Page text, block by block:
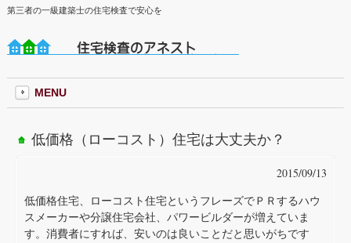
第三者の一級建築士の住宅検査で安心を
MENU
低価格（ローコスト）住宅は大丈夫か？
2015/09/13
低価格住宅、ローコスト住宅というフレーズでＰＲするハウ
スメーカーや分譲住宅会社、パワービルダーが増えていま
す。消費者にすれば、安いのは良いことだと思いがちです